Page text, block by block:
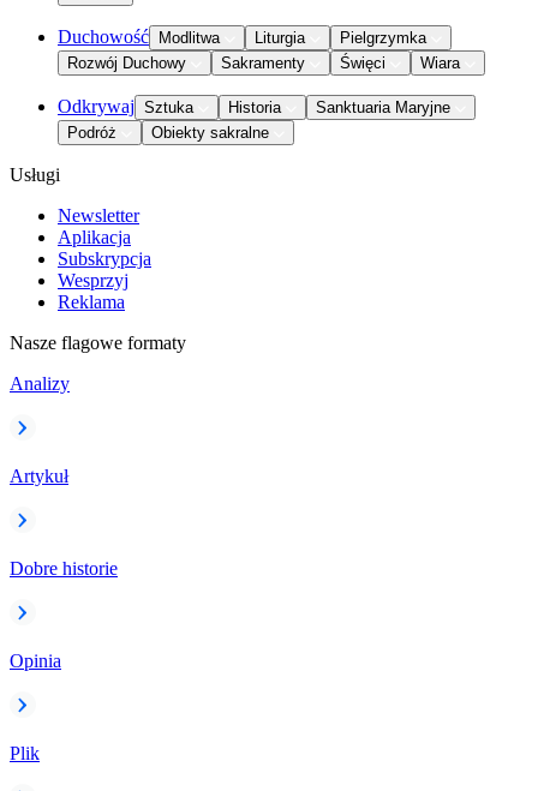
Duchowość Modlitwa Liturgia
Pielgrzymka
Rozwój Duchowy
Sakramenty Święci Wiara
Odkrywaj Sztuka Historia
Sanktuaria Maryjne
Podróż
Obiekty sakralne
Usługi
Newsletter
Aplikacja
Subskrypcja
Wesprzyj
Reklama
Nasze flagowe formaty
Analizy
Artykuł
Dobre historie
Opinia
Plik